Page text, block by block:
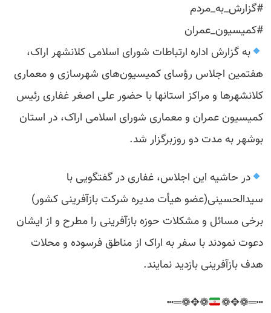
#گزارش_به_مردم
#کمیسیون_عمران
به گزارش اداره ارتباطات شورای اسلامی کلانشهر اراک،
هفتمین اجلاس رؤسای کمیسیون‌های شهرسازی و معماری
کلانشهرها و مراکز استانها با حضور علی اصغر غفاری رئیس
کمیسیون عمران و معماری شورای اسلامی اراک، در استان
بوشهر به مدت دو روزبرگزار شد.
در حاشیه این اجلاس، غفاری در گفتگویی با
سیدالحسینی(عضو هیأت مدیره شرکت بازآفرینی کشور)
برخی مسائل و مشکلات حوزه بازآفرینی را مطرح و از ایشان
دعوت نمودند با سفر به اراک از مناطق فرسوده و محلات
هدف بازآفرینی بازدید نمایند.
┅═❁✥❁
❁✥❁═┅